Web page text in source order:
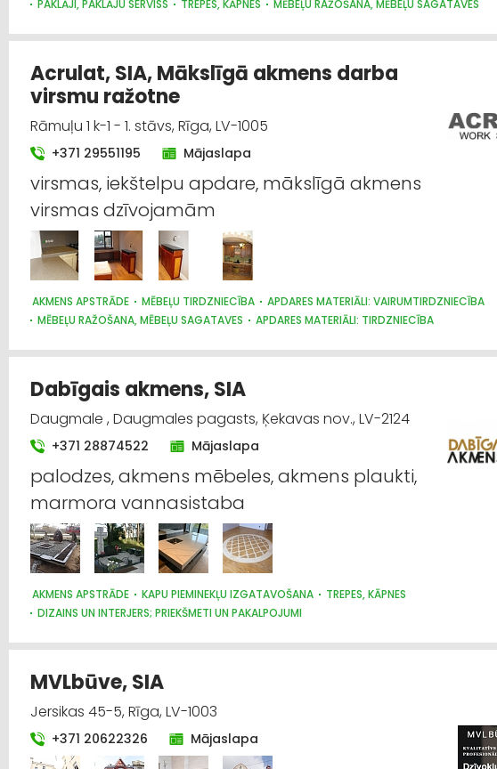
PAKLĀJI, PAKLĀJU SERVISS
TREPES, KĀPNES
MĒBEĻU RAŽOŠANA, MĒBEĻU SAGATAVES
APDARES MATERIĀLI: TIRDZNIECĪBA
KRĀSNIS UN KAMĪNI APDARES MATERIĀLI:
Acrulat, SIA, Mākslīgā akmens darba
virsmu ražotne
Rāmuļu 1 k-1 - 1. stāvs, Rīga, LV-1005
+371 29551195 Mājaslapa
virsmas, iekštelpu apdare, mākslīgā akmens
virsmas dzīvojamām
AKMENS APSTRĀDE MĒBEĻU TIRDZNIECĪBA
APDARES MATERIĀLI: VAIRUMTIRDZNIECĪBA
MĒBEĻU RAŽOŠANA, MĒBEĻU SAGATAVES
APDARES MATERIĀLI: TIRDZNIECĪBA
Dabīgais akmens, SIA
Daugmale , Daugmales pagasts, Ķekavas nov., LV-2124
+371 28874522 Mājaslapa
palodzes, akmens mēbeles, akmens plaukti,
marmora vannasistaba
AKMENS APSTRĀDE KAPU PIEMINEKĻU IZGATAVOŠANA
TREPES, KĀPNES
DIZAINS UN INTERJERS; PRIEKŠMETI UN PAKALPOJUMI
MVLbūve, SIA
Jersikas 45-5, Rīga, LV-1003
+371 20622326 Mājaslapa